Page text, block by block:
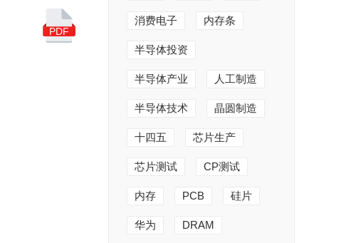
PDF
消费电子 内存条
半导体投资
半导体产业 人工制造
半导体技术 晶圆制造
十四五 芯片生产
芯片测试 CP测试
内存 PCB 硅片
华为 DRAM